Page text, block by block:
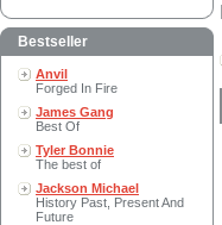
Bestseller
Anvil
Forged In Fire
James Gang
Best Of
Tyler Bonnie
The best of
Jackson Michael
History Past, Present And
Future